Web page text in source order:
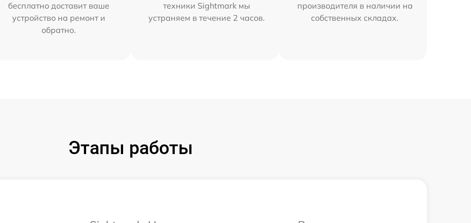
бесплатно доставит ваше
устройство на ремонт и
обратно.
техники Sightmark мы
устраняем в течение 2 часов.
производителя в наличии на
собственных складах.
Этапы работы